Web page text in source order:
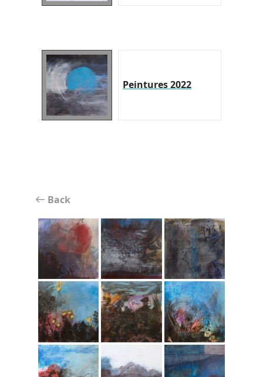
Peintures 2022
Back